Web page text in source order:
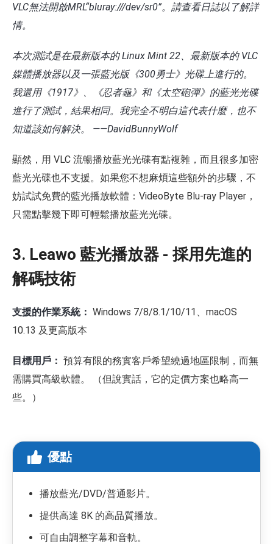
VLC無法開啟MRL“bluray:///dev/sr0”。請查看日誌以了解詳
情。
本次測試是在最新版本的 Linux Mint 22、最新版本的 VLC
媒體播放器以及一張藍光版《300勇士》光碟上進行的。
我還用《1917》、《忍者龜》和《太空砲彈》的藍光光碟
進行了測試，結果相同。我完全不明白這代表什麼，也不
知道該如何解決。 ——DavidBunnyWolf
顯然，用 VLC 流暢播放藍光光碟有點複雜，而且很多加密
藍光光碟也不支援。如果您不想麻煩這些額外的步驟，不
妨試試免費的藍光播放軟體：VideoByte Blu-ray Player，
只需點擊幾下即可輕鬆播放藍光光碟。
3. Leawo 藍光播放器 - 採用先進的
解碼技術
支援的作業系統： Windows 7/8/8.1/10/11、macOS
10.13 及更高版本
目標用戶： 預算有限的務實客戶希望繞過地區限制，而無
需購買高級軟體。 （但說實話，它的定價方案也略高一
些。）
優點
播放藍光/DVD/普通影片。
提供高達 8K 的高品質播放。
可自由調整字幕和音軌。